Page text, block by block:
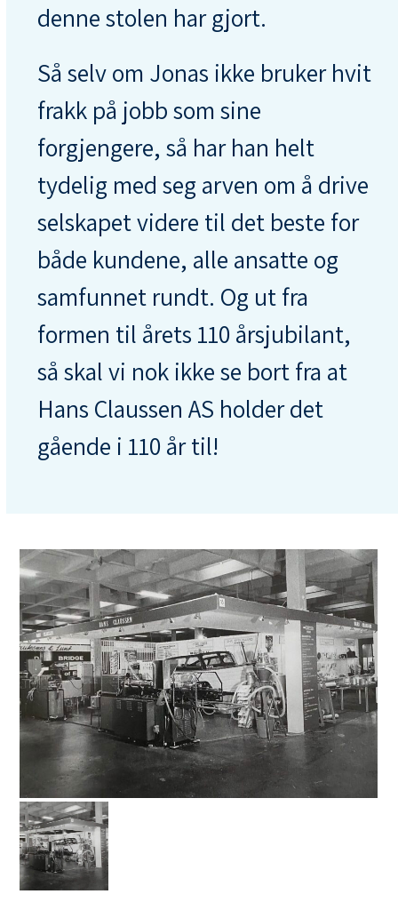
denne stolen har gjort.
Så selv om Jonas ikke bruker hvit
frakk på jobb som sine
forgjengere, så har han helt
tydelig med seg arven om å drive
selskapet videre til det beste for
både kundene, alle ansatte og
samfunnet rundt. Og ut fra
formen til årets 110 årsjubilant,
så skal vi nok ikke se bort fra at
Hans Claussen AS holder det
gående i 110 år til!